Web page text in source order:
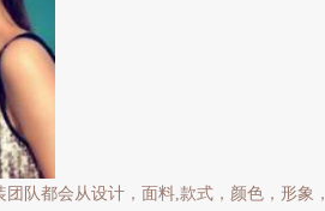
队都会从设计，面料,款式，颜色，形象，